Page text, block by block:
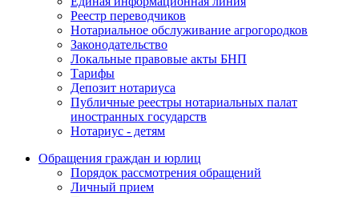
Реестр переводчиков
Нотариальное обслуживание агрогородков
Законодательство
Локальные правовые акты БНП
Тарифы
Депозит нотариуса
Публичные реестры нотариальных палат
иностранных государств
Нотариус - детям
Обращения граждан и юрлиц
Порядок рассмотрения обращений
Личный прием